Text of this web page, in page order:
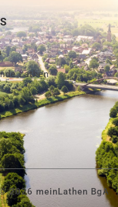
Lathen
2026 meinLathen BgA